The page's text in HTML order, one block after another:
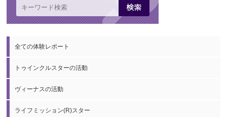
全ての体験レポート
トゥインクルスターの活動
ヴィーナスの活動
ライフミッション(R)スター